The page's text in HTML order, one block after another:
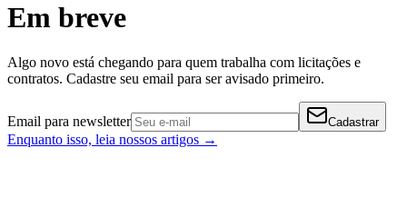
Em breve
Algo novo está chegando para quem trabalha com licitações e
contratos. Cadastre seu email para ser avisado primeiro.
Email para newsletter Cadastrar
Enquanto isso, leia nossos artigos →